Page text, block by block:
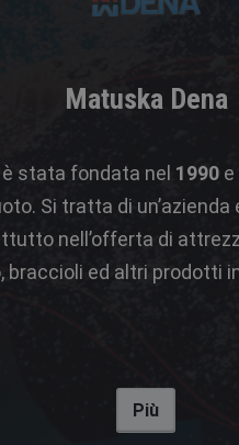
Matuska Dena
è stata fondata nel 1990
Si tratta di
nell’offerta di
braccioli ed altri prodotti
Più